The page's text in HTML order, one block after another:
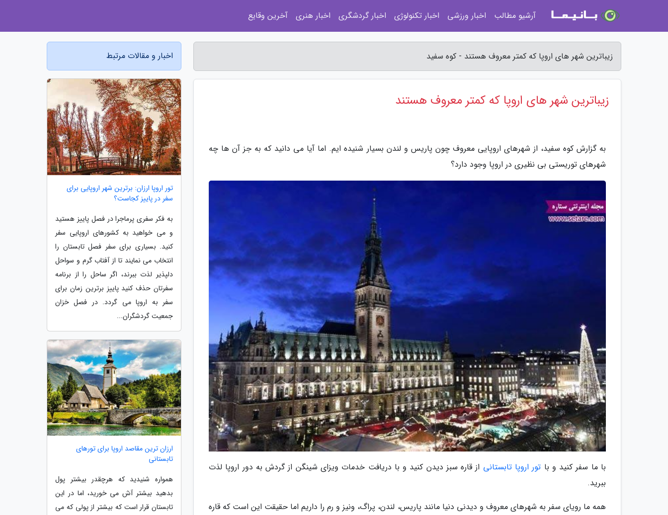
زیباترین شهر های اروپا که کمتر معروف هستند - کوه سفید
زیباترین شهر های اروپا که کمتر معروف هستند
به گزارش کوه سفید، از شهرهای اروپایی معروف چون پاریس و لندن بسیار شنیده ایم. اما آیا می دانید که به جز آن ها چه
شهرهای توریستی بی نظیری در اروپا وجود دارد؟
با ما سفر کنید و با تور اروپا تابستانی از قاره سبز دیدن کنید و با دریافت خدمات ویزای شینگن از گردش به دور اروپا لذت
ببرید.
همه ما رویای سفر به شهرهای معروف و دیدنی دنیا مانند پاریس، لندن، پراگ، ونیز و رم را داریم اما حقیقت این است که قاره
اخبار و مقالات مرتبط
تور اروپا ارزان: برترین شهر اروپایی برای
سفر در پاییز کجاست؟
به فکر سفری پرماجرا در فصل پاییز هستید
و می خواهید به کشورهای اروپایی سفر
کنید. بسیاری برای سفر فصل تابستان را
انتخاب می نمایند تا از آفتاب گرم و سواحل
دلپذیر لذت ببرند، اگر ساحل را از برنامه
سفرتان حذف کنید پاییز برترین زمان برای
سفر به اروپا می گردد. در فصل خزان
جمعیت گردشگران...
ارزان ترین مقاصد اروپا برای تورهای
تابستانی
همواره شنیدید که هرچقدر بیشتر پول
بدهید بیشتر آش می خورید، اما در این
تابستان قرار است که بیشتر از پولی که می
آرشیو مطالب اخبار ورزشی اخبار تکنولوژی اخبار گردشگری اخبار هنری آخرین وقایع